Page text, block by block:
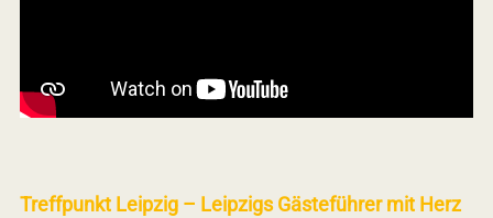
Treffpunkt Leipzig – Leipzigs Gästeführer mit Herz